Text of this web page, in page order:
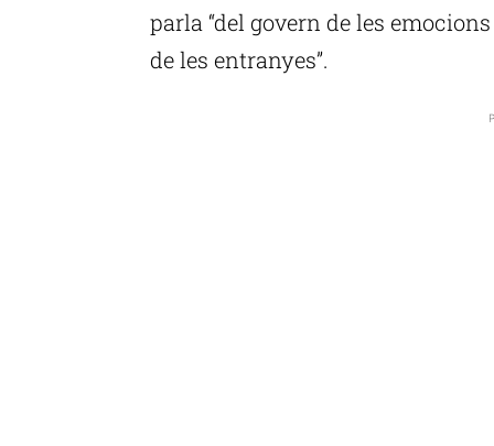
parla “del govern de les
de les entranyes”.